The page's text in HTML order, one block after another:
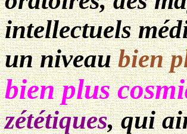
intellectuels
un niveaubien
bien plus
zététiques, qui